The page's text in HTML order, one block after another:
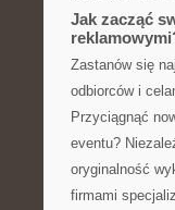
Jak zacząć
Zastanów się
odbiorców i
Przyciągnąć
eventu?
oryginalność
firmami